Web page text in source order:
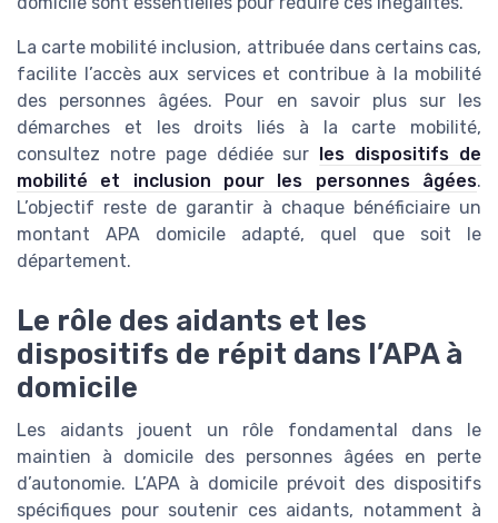
La carte mobilité inclusion, attribuée dans certains cas,
facilite l’accès aux services et contribue à la mobilité
des personnes âgées. Pour en savoir plus sur les
démarches et les droits liés à la carte mobilité,
consultez notre page dédiée sur les dispositifs de
mobilité et inclusion pour les personnes âgées.
L’objectif reste de garantir à chaque bénéficiaire un
montant APA domicile adapté, quel que soit le
département.
Le rôle des aidants et les
dispositifs de répit dans l’APA à
domicile
Les aidants jouent un rôle fondamental dans le
maintien à domicile des personnes âgées en perte
d’autonomie. L’APA à domicile prévoit des dispositifs
spécifiques pour soutenir ces aidants, notamment à